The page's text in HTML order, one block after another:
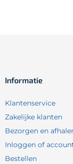
Informatie
Klantenservice
Zakelijke klanten
Bezorgen en
Inloggen of
Bestellen